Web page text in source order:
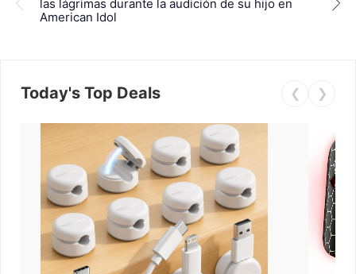
las lágrimas durante la audición de su hijo en
American Idol
Today's Top Deals ❮ ❯